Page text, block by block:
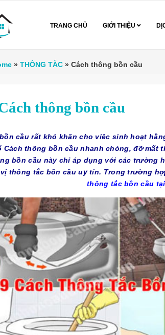
TRANG CHỦ GIỚI THIỆU
» THÔNG TẮC » Cách thông bồn cầu
thông bồn cầu
cầu rất khó khăn cho viêc sinh hoạt
Cách thông bồn cầu nhanh chóng, đỡ mất
bồn cầu này chỉ áp dụng với các trường
thông tắc bồn cầu uy tín. Trong trường
thông tắc bồn cầu tại